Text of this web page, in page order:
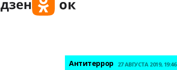
Антитеррор 27 АВГУСТА 2019, 19:46